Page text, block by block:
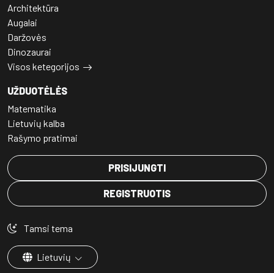
Architektūra
Augalai
Daržovės
Dinozaurai
Visos ketegorijos
UŽDUOTĖLĖS
Matematika
Lietuvių kalba
Rašymo pratimai
PRISIJUNGTI
REGISTRUOTIS
Tamsi tema
Lietuvių